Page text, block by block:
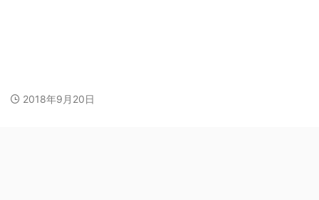
2018年9月20日